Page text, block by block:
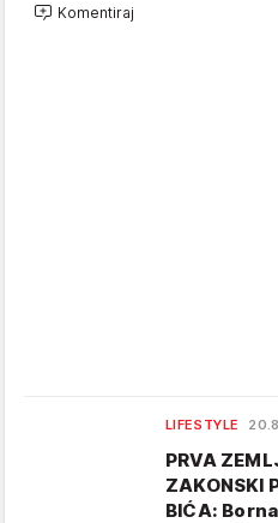
Komentiraj
LIFESTYLE
PRVA
ZAKONSKI
BIĆA: